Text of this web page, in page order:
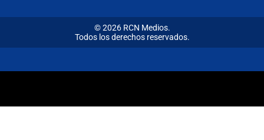
© 2026 RCN Medios.
Todos los derechos reservados.